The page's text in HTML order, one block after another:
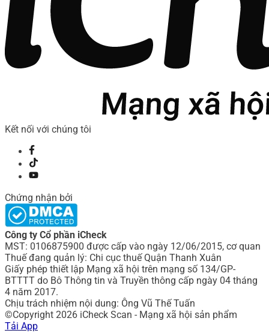
Kết nối với chúng tôi
Chứng nhận bởi
Công ty Cổ phần iCheck
MST: 0106875900 được cấp vào ngày 12/06/2015, cơ quan
Thuế đang quản lý: Chi cục thuế Quận Thanh Xuân
Giấy phép thiết lập Mạng xã hội trên mạng số 134/GP-
BTTTT do Bô Thông tin và Truyền thông cấp ngày 04 tháng
4 năm 2017.
Chịu trách nhiệm nội dung: Ông Vũ Thế Tuấn
©Copyright 2026 iCheck Scan - Mạng xã hội sản phẩm
Tải App